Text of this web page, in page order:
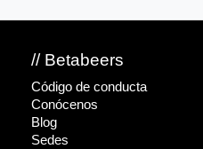
// Betabeers
Código de conducta
Conócenos
Blog
Sedes